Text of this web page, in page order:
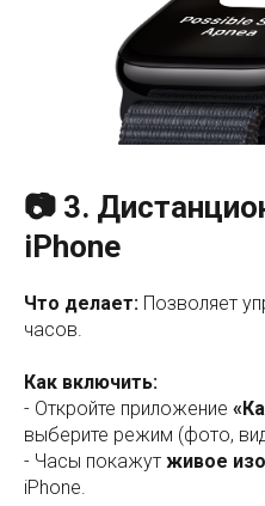
📷 3.
iPhone
Что делает: Позволяет
часов.
Как включить:
- Откройте приложение
выберите режим (фото,
- Часы покажут живое
iPhone.